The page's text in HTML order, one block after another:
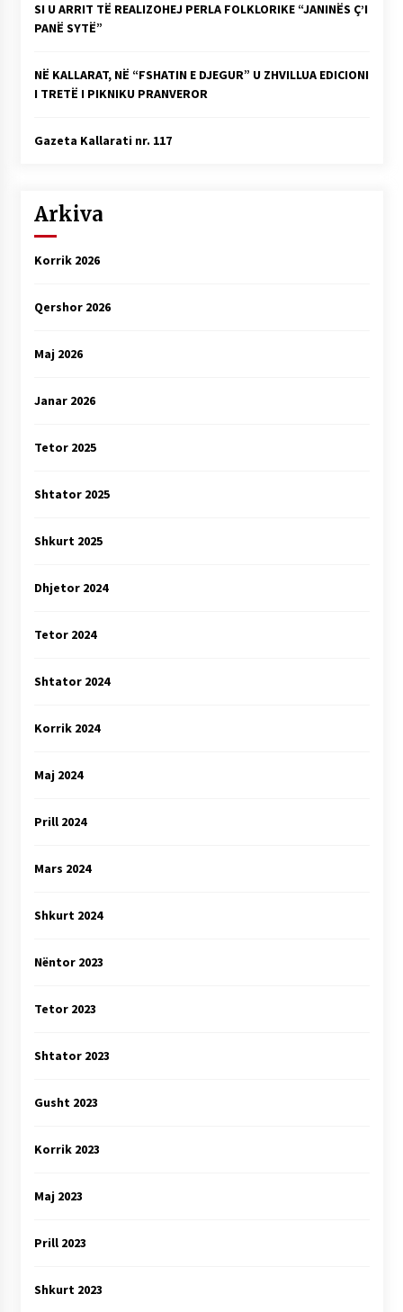
SI U ARRIT TË REALIZOHEJ PERLA FOLKLORIKE “JANINËS Ç’I
PANË SYTË”
NË KALLARAT, NË “FSHATIN E DJEGUR” U ZHVILLUA EDICIONI
I TRETË I PIKNIKU PRANVEROR
Gazeta Kallarati nr. 117
Arkiva
Korrik 2026
Qershor 2026
Maj 2026
Janar 2026
Tetor 2025
Shtator 2025
Shkurt 2025
Dhjetor 2024
Tetor 2024
Shtator 2024
Korrik 2024
Maj 2024
Prill 2024
Mars 2024
Shkurt 2024
Nëntor 2023
Tetor 2023
Shtator 2023
Gusht 2023
Korrik 2023
Maj 2023
Prill 2023
Shkurt 2023